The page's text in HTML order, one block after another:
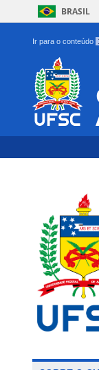
BRASIL
Ir para o conteúdo